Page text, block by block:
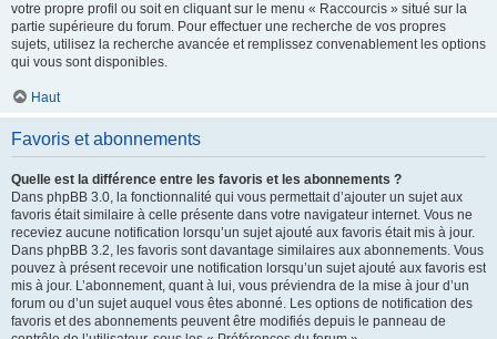
votre propre profil ou soit en cliquant sur le menu « Raccourcis » situé sur la
partie supérieure du forum. Pour effectuer une recherche de vos propres
sujets, utilisez la recherche avancée et remplissez convenablement les options
qui vous sont disponibles.
Haut
Favoris et abonnements
Quelle est la différence entre les favoris et les abonnements ?
Dans phpBB 3.0, la fonctionnalité qui vous permettait d’ajouter un sujet aux
favoris était similaire à celle présente dans votre navigateur internet. Vous ne
receviez aucune notification lorsqu’un sujet ajouté aux favoris était mis à jour.
Dans phpBB 3.2, les favoris sont davantage similaires aux abonnements. Vous
pouvez à présent recevoir une notification lorsqu’un sujet ajouté aux favoris est
mis à jour. L’abonnement, quant à lui, vous préviendra de la mise à jour d’un
forum ou d’un sujet auquel vous êtes abonné. Les options de notification des
favoris et des abonnements peuvent être modifiés depuis le panneau de